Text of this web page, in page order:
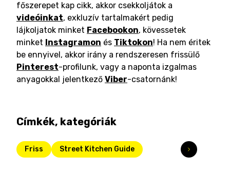
főszerepet kap cikk, akkor csekkoljátok a
videóinkat, exkluzív tartalmakért pedig
lájkoljatok minket Facebookon, kövessetek
minket Instagramon és Tiktokon! Ha nem éritek
be ennyivel, akkor irány a rendszeresen frissülő
Pinterest-profilunk, vagy a naponta izgalmas
anyagokkal jelentkező Viber-csatornánk!
Címkék, kategóriák
Friss Street Kitchen Guide